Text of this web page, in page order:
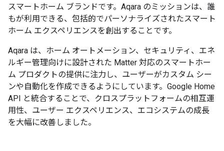
スマートホーム ブランドです。Aqara のミッションは、誰
もが利用できる、包括的でパーソナライズされたスマート
ホーム エクスペリエンスを創出することです。
Aqara は、ホーム オートメーション、セキュリティ、エネ
ルギー管理向けに設計された Matter 対応のスマートホー
ム プロダクトの提供に注力し、ユーザーがカスタム シー
ンや自動化を作成できるようにしています。Google Home
API と統合することで、クロスプラットフォームの相互運
用性、ユーザー エクスペリエンス、エコシステムの成長
を大幅に改善しました。